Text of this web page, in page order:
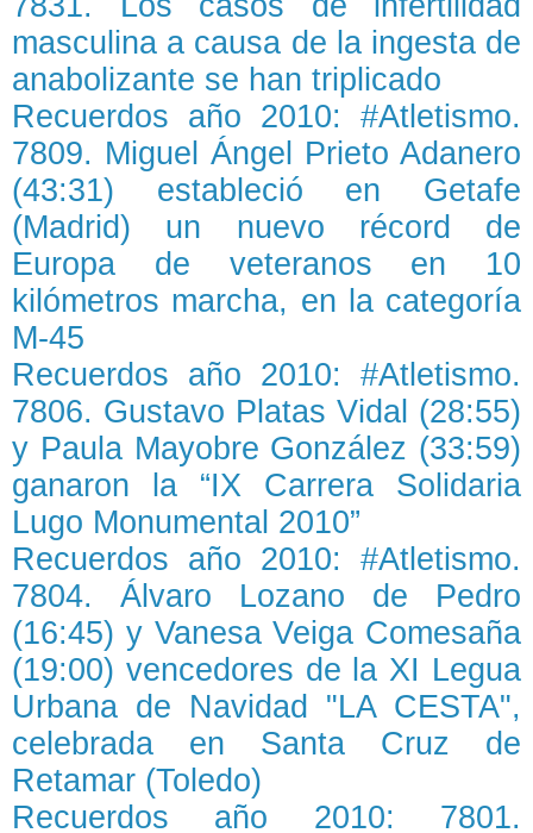
masculina a causa de la ingesta de
anabolizante se han triplicado
Recuerdos año 2010: #Atletismo.
7809. Miguel Ángel Prieto Adanero
(43:31) estableció en Getafe
(Madrid) un nuevo récord de
Europa de veteranos en 10
kilómetros marcha, en la categoría
M-45
Recuerdos año 2010: #Atletismo.
7806. Gustavo Platas Vidal (28:55)
y Paula Mayobre González (33:59)
ganaron la “IX Carrera Solidaria
Lugo Monumental 2010”
Recuerdos año 2010: #Atletismo.
7804. Álvaro Lozano de Pedro
(16:45) y Vanesa Veiga Comesaña
(19:00) vencedores de la XI Legua
Urbana de Navidad "LA CESTA",
celebrada en Santa Cruz de
Retamar (Toledo)
Recuerdos año 2010: 7801.